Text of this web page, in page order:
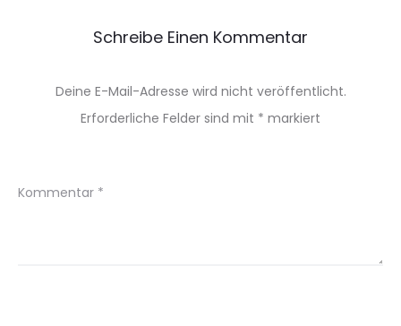
Schreibe Einen Kommentar
Deine E-Mail-Adresse wird nicht veröffentlicht.
Erforderliche Felder sind mit * markiert
Kommentar *